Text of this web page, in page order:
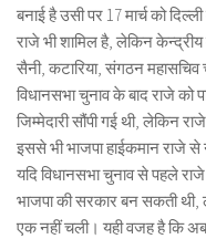
बनाई है उसी पर 17 मार्च को
राजे भी शामिल है, लेकिन
सैनी, कटारिया, संगठन
विधानसभा चुनाव के बाद राजे को
जिम्मेदारी सौंपी गई थी, लेकिन
इससे भी भाजपा हाईकमान राजे
यदि विधानसभा चुनाव से पहले
भाजपा की सरकार बन सकती
एक नहीं चली। यही वजह है कि